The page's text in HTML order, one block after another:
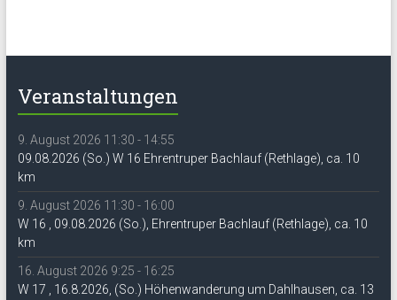
Veranstaltungen
9. August 2026 11:30 - 14:55
09.08.2026 (So.) W 16 Ehrentruper Bachlauf (Rethlage), ca. 10
km
9. August 2026 11:30 - 16:00
W 16 , 09.08.2026 (So.), Ehrentruper Bachlauf (Rethlage), ca. 10
km
16. August 2026 9:25 - 16:25
W 17 , 16.8.2026, (So.) Höhenwanderung um Dahlhausen, ca. 13